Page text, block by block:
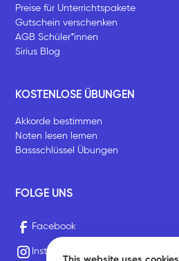
Preise für Unterrichtspakete
Gutschein verschenken
AGB Schüler*innen
Sirius Blog
KOSTENLOSE ÜBUNGEN
Akkorde bestimmen
Noten lesen lernen
Bassschlüssel Übungen
FOLGE UNS
Facebook
Instagram